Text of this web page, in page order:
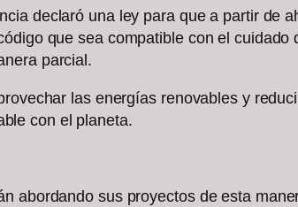
declaró una ley para que a partir de
que sea compatible con el
parcial.
las energías renovables y
con el planeta.
abordando sus proyectos de esta